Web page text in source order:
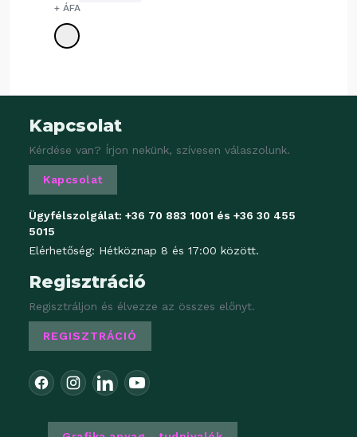
+ ÁFA
Kapcsolat
Kérdése van? Írjon nekünk, szívesen válaszolunk.
Kapcsolat
Ügyfélszolgálat: +36 70 883 1001 és +36 30 455
5015
Elérhetőség: Hétköznap 8 és 17:00 között.
Regisztráció
Regisztráljon és élvezze az összes előnyt.
REGISZTRÁCIÓ